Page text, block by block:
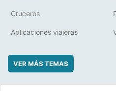
Cruceros
Aplicaciones viajeras
VER MÁS TEMAS